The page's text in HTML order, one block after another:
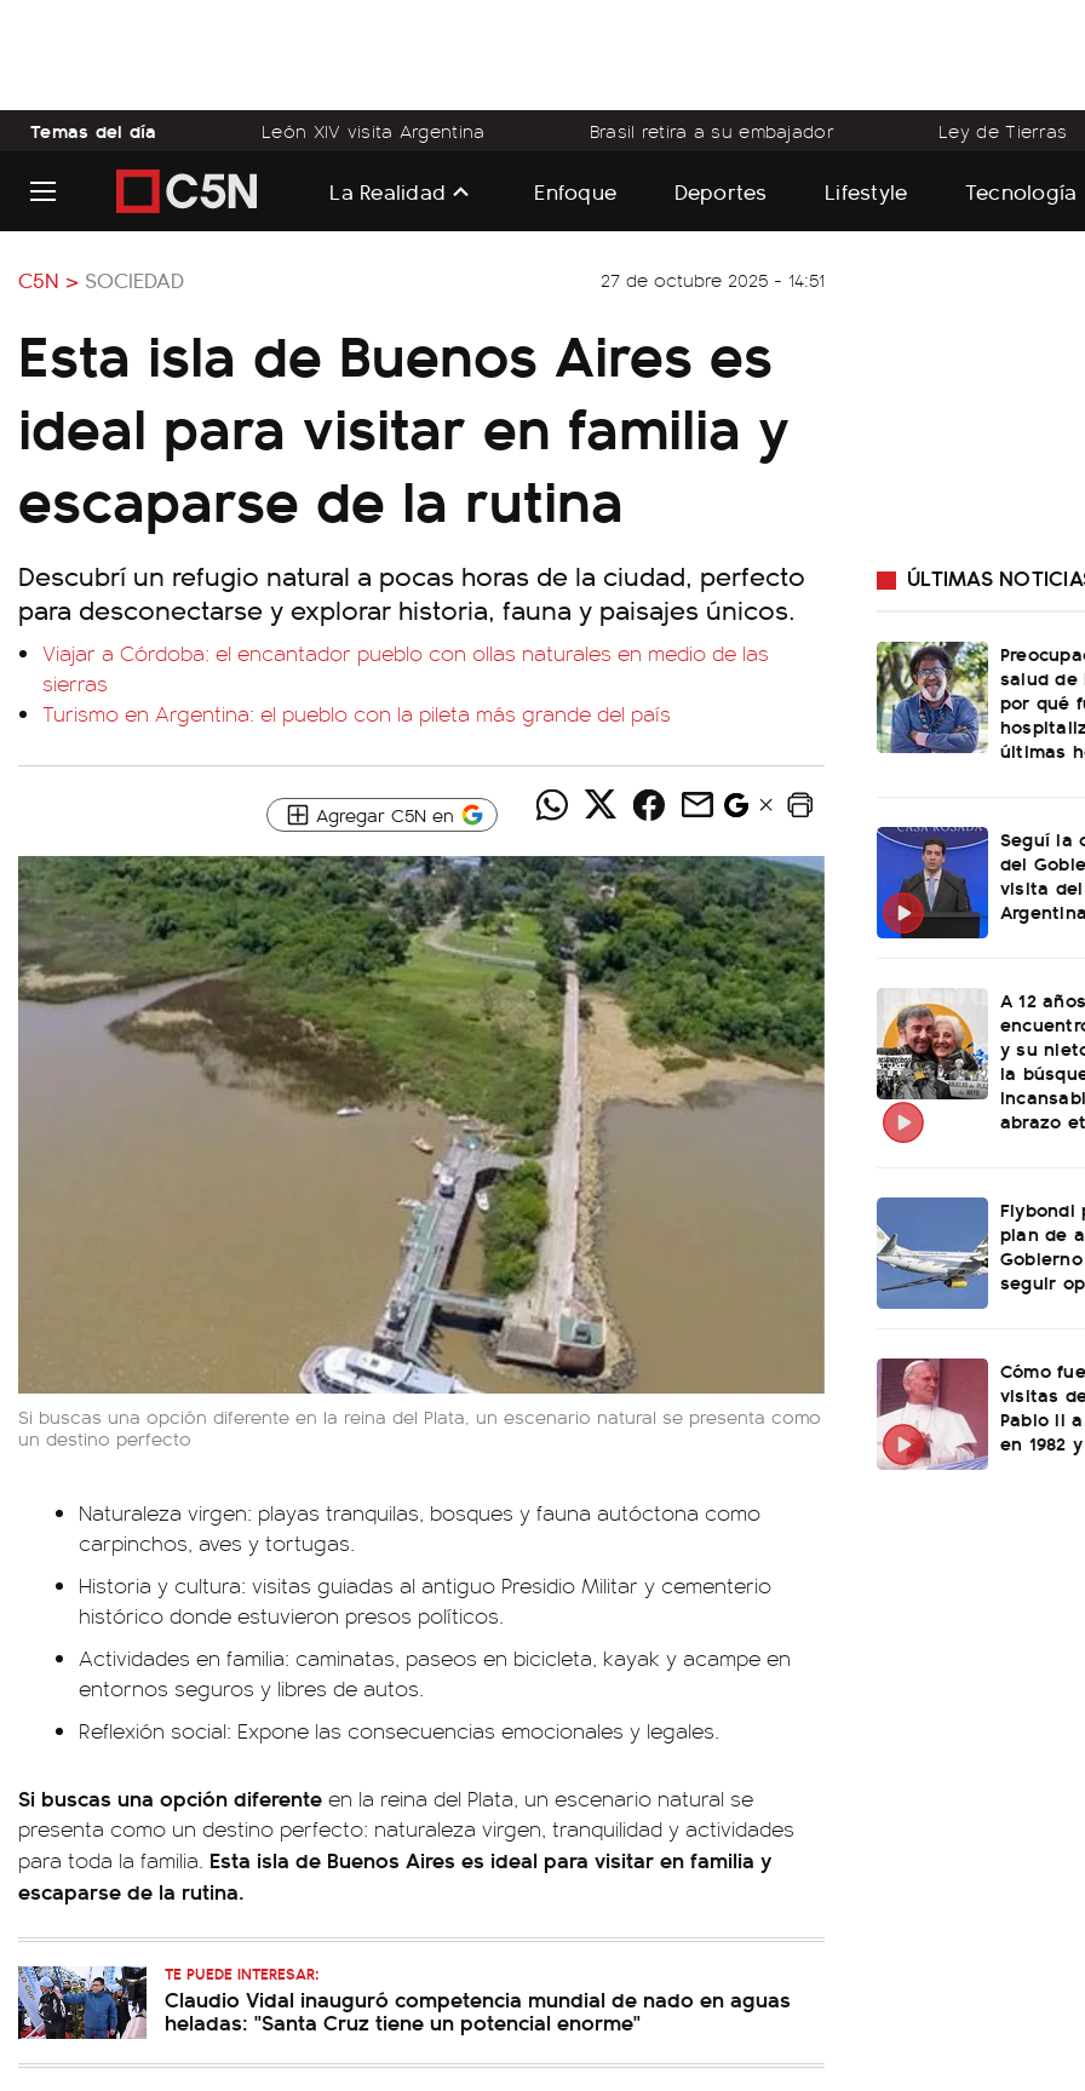
Temas del día León XIV visita Argentina Brasil retira a su embajador Ley de Tierras
La Realidad Enfoque Deportes Lifestyle Tecnología
C5N > SOCIEDAD 27 de octubre 2025 - 14:51
Esta isla de Buenos Aires es
ideal para visitar en familia y
escaparse de la rutina
Descubrí un refugio natural a pocas horas de la ciudad, perfecto
para desconectarse y explorar historia, fauna y paisajes únicos.
Viajar a Córdoba: el encantador pueblo con ollas naturales en medio de las
sierras
Turismo en Argentina: el pueblo con la pileta más grande del país
Agregar C5N en
Si buscas una opción diferente en la reina del Plata, un escenario natural se presenta como
un destino perfecto
Naturaleza virgen: playas tranquilas, bosques y fauna autóctona como
carpinchos, aves y tortugas.
Historia y cultura: visitas guiadas al antiguo Presidio Militar y cementerio
histórico donde estuvieron presos políticos.
Actividades en familia: caminatas, paseos en bicicleta, kayak y acampe en
entornos seguros y libres de autos.
Reflexión social: Expone las consecuencias emocionales y legales.
Si buscas una opción diferente en la reina del Plata, un escenario natural se
presenta como un destino perfecto: naturaleza virgen, tranquilidad y actividades
para toda la familia. Esta isla de Buenos Aires es ideal para visitar en familia y
escaparse de la rutina.
TE PUEDE INTERESAR:
Claudio Vidal inauguró competencia mundial de nado en aguas
heladas: "Santa Cruz tiene un potencial enorme"
ÚLTIMAS
salud de
por qué
últimas
Seguí la
del
visita
Argentina
A 12
y su
la
abrazo
Flybondi
plan de
seguir
Cómo
visitas
Pablo II
en 1982